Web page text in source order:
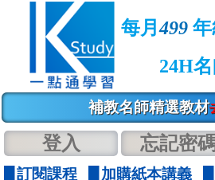
每月499年
24H
補教名師精選教材
登入 忘記密
訂閱課程 加購紙本講義